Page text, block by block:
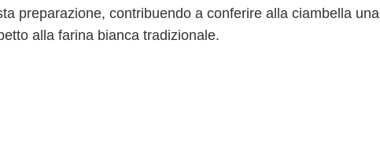
preparazione, contribuendo a conferire alla ciambella una
alla farina bianca tradizionale.